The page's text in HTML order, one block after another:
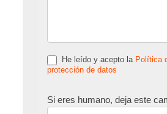
He leído y acepto la Política
protección de datos
Si eres humano, deja este